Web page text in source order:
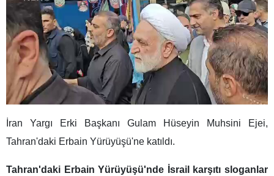
İran Yargı Erki Başkanı Gulam Hüseyin Muhsini Ejei,
Tahran'daki Erbain Yürüyüşü'ne katıldı.
Tahran'daki Erbain Yürüyüşü'nde İsrail karşıtı sloganlar